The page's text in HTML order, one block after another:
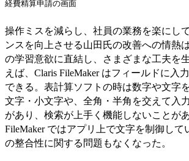
経費精算申請の画面
操作ミスを減らし、社員の業務を楽にし
ンスを向上させる山田氏の改善への情熱
の学習意欲に直結し、さまざまな工夫を
えば、Claris FileMaker はフィールドに入
できる。表計算ソフトの時は数字や文字
文字・小文字や、全角・半角を交えて入
があり、検索が上手く機能しないことが
FileMaker ではアプリ上で文字を制御して
の整合性に関する問題もなくなった。